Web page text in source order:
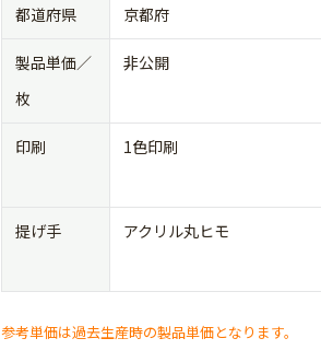
都道府県 京都府
製品単価／
枚
非公開
印刷 1色印刷
提げ手 アクリル丸ヒモ
参考単価は過去生産時の製品単価となります。